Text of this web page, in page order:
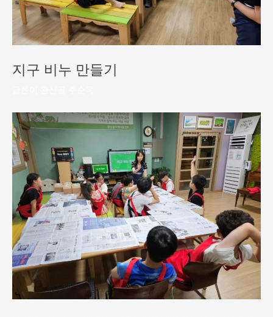
지구 비누 만들기